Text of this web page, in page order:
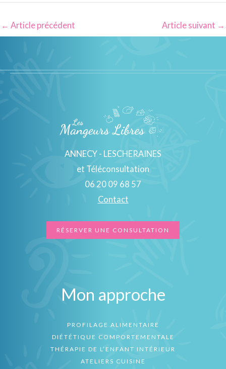
← Article précédent Article suivant →
ANNECY - LESCHERAINES
et Téléconsultation
06 20 09 68 57
Contact
RÉSERVER UNE CONSULTATION
Mon approche
PROFILAGE ALIMENTAIRE
DIÉTÉTIQUE COMPORTEMENTALE
THÉRAPIE DE L’ENFANT INTÉRIEUR
ATELIERS CUISINE